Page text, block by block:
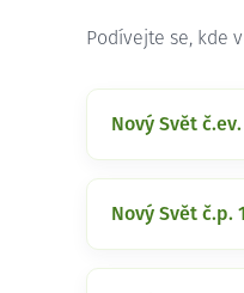
Podívejte se, kde
Nový Svět č.ev.
Nový Svět č.p.